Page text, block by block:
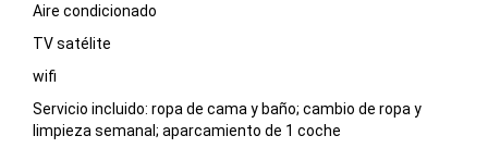
Aire condicionado
TV satélite
wifi
Servicio incluido: ropa de cama y baño; cambio de ropa y
limpieza semanal; aparcamiento de 1 coche